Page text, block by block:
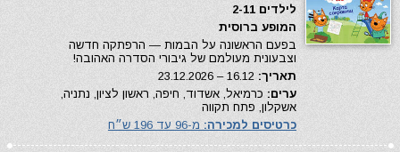
לילדים 2-11
המופע ברוסית
בפעם הראשונה על הבמות — הרפתקה חדשה
וצבעונית מעולמם של גיבורי הסדרה האהובה!
תאריך:
ערים: כרמיאל, אשדוד, חיפה, ראשון לציון, נתניה,
אשקלון, פתח תקווה
כרטיסים למכירה: מ-96 עד 196 ש״ח